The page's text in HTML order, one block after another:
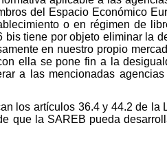
del Espacio Económico
o en régimen de
tiene por objeto eliminar la
en nuestro propio
ella se pone fin a la
a las mencionadas
los artículos 36.4 y 44.2 de la
que la SAREB pueda